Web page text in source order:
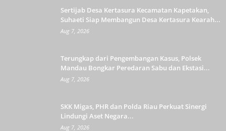
Sertijab Desa Kertasura Kecamatan Kapetakan,
Suhaeti Siap Membangun Desa Kertasura Kearah...
Aug 7, 2026
Terungkap dari Pengembangan Kasus, Polsek
Mandau Bongkar Peredaran Sabu dan Ekstasi...
Aug 7, 2026
SKK Migas, PHR dan Polda Riau Perkuat Sinergi
Lindungi Aset Negara...
Aug 7, 2026